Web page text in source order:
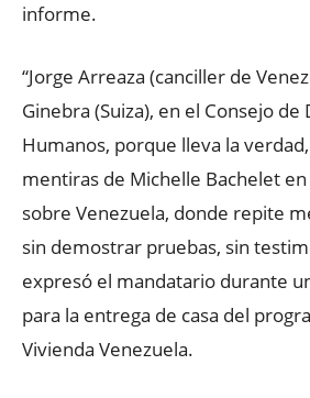
informe.
“Jorge Arreaza (canciller de
Ginebra (Suiza), en el Consejo de
Humanos, porque lleva la
mentiras de Michelle Bachelet
sobre Venezuela, donde repite
sin demostrar pruebas, sin
expresó el mandatario durante
para la entrega de casa del
Vivienda Venezuela.